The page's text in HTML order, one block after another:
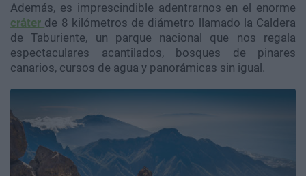
Además, es imprescindible adentrarnos en el enorme
cráter de 8 kilómetros de diámetro llamado la Caldera
de Taburiente, un parque nacional que nos regala
espectaculares acantilados, bosques de pinares
canarios, cursos de agua y panorámicas sin igual.